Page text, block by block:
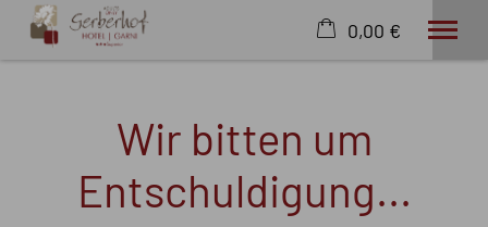
2 Erwachsene
0,00 €
Wir bitten um
Entschuldigung...